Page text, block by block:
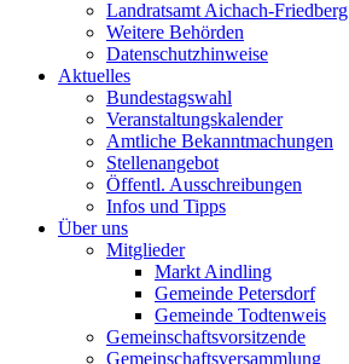
Landratsamt Aichach-Friedberg
Weitere Behörden
Datenschutzhinweise
Aktuelles
Bundestagswahl
Veranstaltungskalender
Amtliche Bekanntmachungen
Stellenangebot
Öffentl. Ausschreibungen
Infos und Tipps
Über uns
Mitglieder
Markt Aindling
Gemeinde Petersdorf
Gemeinde Todtenweis
Gemeinschaftsvorsitzende
Gemeinschaftsversammlung